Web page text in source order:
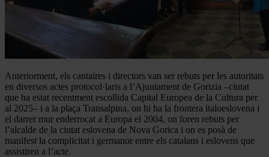
Anteriorment, els cantaires i directors van ser rebuts per les autoritats
en diversos actes protocol·laris a l’Ajuntament de Gorizia –ciutat
que ha estat recentment escollida Capital Europea de la Cultura per
al 2025– i a la plaça Transalpina, on hi ha la frontera italoeslovena i
el darrer mur enderrocat a Europa el 2004, on foren rebuts per
l’alcalde de la ciutat eslovena de Nova Gorica i on es posà de
manifest la complicitat i germanor entre els catalans i eslovens que
assistiren a l’acte.